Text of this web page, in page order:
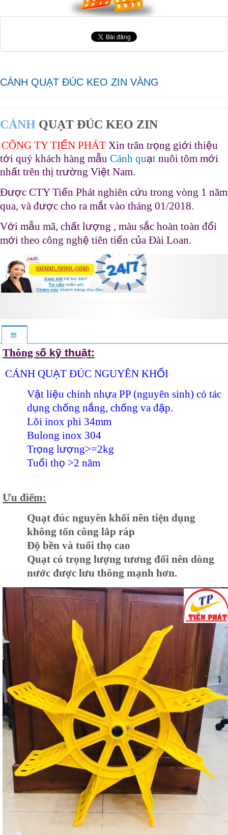
CÁNH QUẠT ĐÚC KEO ZIN VÀNG
CÁNH QUẠT ĐÚC KEO ZIN
CÔNG TY TIẾN PHÁT Xin trân trọng giới thiệu
tới quý khách hàng mẫu Cánh quạt nuôi tôm mới
nhất trên thị trường Việt Nam.
Được CTY Tiến Phát nghiên cứu trong vòng 1 năm
qua, và được cho ra mắt vào tháng 01/2018.
Với mẫu mã, chất lượng , màu sắc hoàn toàn đổi
mới theo công nghệ tiên tiến của Đài Loan.
Thông số kỹ thuật:
CÁNH QUẠT ĐÚC NGUYÊN KHỐI
Vật liệu chính nhựa PP (nguyên sinh) có tác
dụng chống nắng, chống va đập.
Lõi inox phi 34mm
Bulong inox 304
Trọng lượng>=2kg
Tuổi thọ >2 năm
Ưu điểm:
Quạt đúc nguyên khối nên tiện dụng
không tốn công lắp ráp
Độ bền và tuổi thọ cao
Quạt có trọng lượng tương đối nên dòng
nước được lưu thông mạnh hơn.